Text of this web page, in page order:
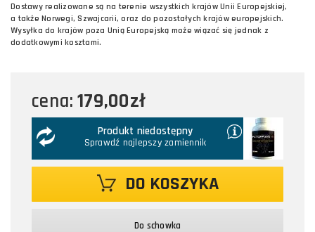
Dostawy realizowane są na terenie wszystkich krajów Unii Europejskiej,
a także Norwegi, Szwajcarii, oraz do pozostałych krajów europejskich.
Wysyłka do krajów poza Unią Europejską może wiązać się jednak z
dodatkowymi kosztami.
cena: 179,00zł
Produkt niedostępny
Sprawdź najlepszy zamiennik
DO KOSZYKA
Do schowka